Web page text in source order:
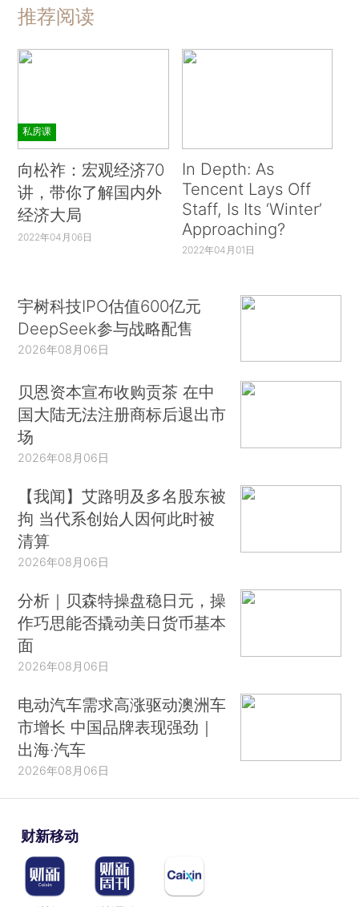
推荐阅读
私房课
向松祚：宏观经济70
讲，带你了解国内外
经济大局
2022年04月06日
In Depth: As
Tencent Lays Off
Staff, Is Its ‘Winter’
Approaching?
2022年04月01日
宇树科技IPO估值600亿元
DeepSeek参与战略配售
2026年08月06日
贝恩资本宣布收购贡茶 在中
国大陆无法注册商标后退出市
场
2026年08月06日
【我闻】艾路明及多名股东被
拘 当代系创始人因何此时被
清算
2026年08月06日
分析｜贝森特操盘稳日元，操
作巧思能否撬动美日货币基本
面
2026年08月06日
电动汽车需求高涨驱动澳洲车
市增长 中国品牌表现强劲｜
出海·汽车
2026年08月06日
财新移动